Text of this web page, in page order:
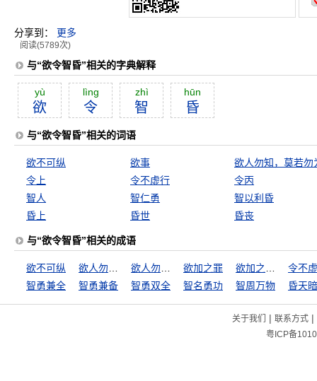
分享到： 更多
阅读(5789次)
与“欲令智昏”相关的字典解释
yù
欲
lìng
令
zhì
智
hūn
昏
与“欲令智昏”相关的词语
欲不可纵 欲事
欲人勿知，莫若勿
令上
令不虚行
令丙
智人
智仁勇
智以利昏
昏上
昏世 昏丧
与“欲令智昏”相关的成语
欲不可纵 欲加之罪
令不
智勇兼全
智勇兼备 智勇双全 智名勇功 智周万物 昏天
关于我们 | 联系方式|
粤ICP备